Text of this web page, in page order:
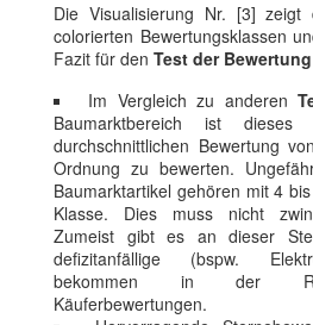
Die Visualisierung Nr. [3] zeigt
colorierten Bewertungsklassen
Fazit für den Test der Bewertung
Im Vergleich zu anderen
Baumarktbereich ist
durchschnittlichen Bewertung
Ordnung zu bewerten.
Baumarktartikel gehören mit 4
Klasse. Dies muss nicht
Zumeist gibt es an dieser
defizitanfällige (bspw.
bekommen in der
Käuferbewertungen.